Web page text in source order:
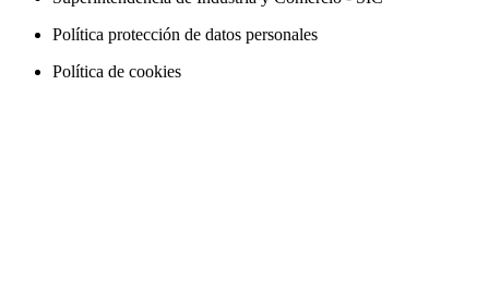
Política protección de datos personales
Política de cookies